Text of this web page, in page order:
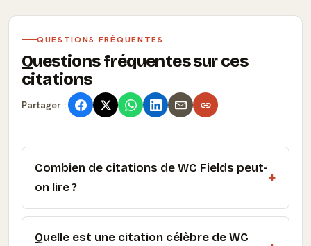
QUESTIONS FRÉQUENTES
Questions fréquentes sur ces
citations
Partager :
Combien de citations de WC Fields peut-
on lire ?
Quelle est une citation célèbre de WC